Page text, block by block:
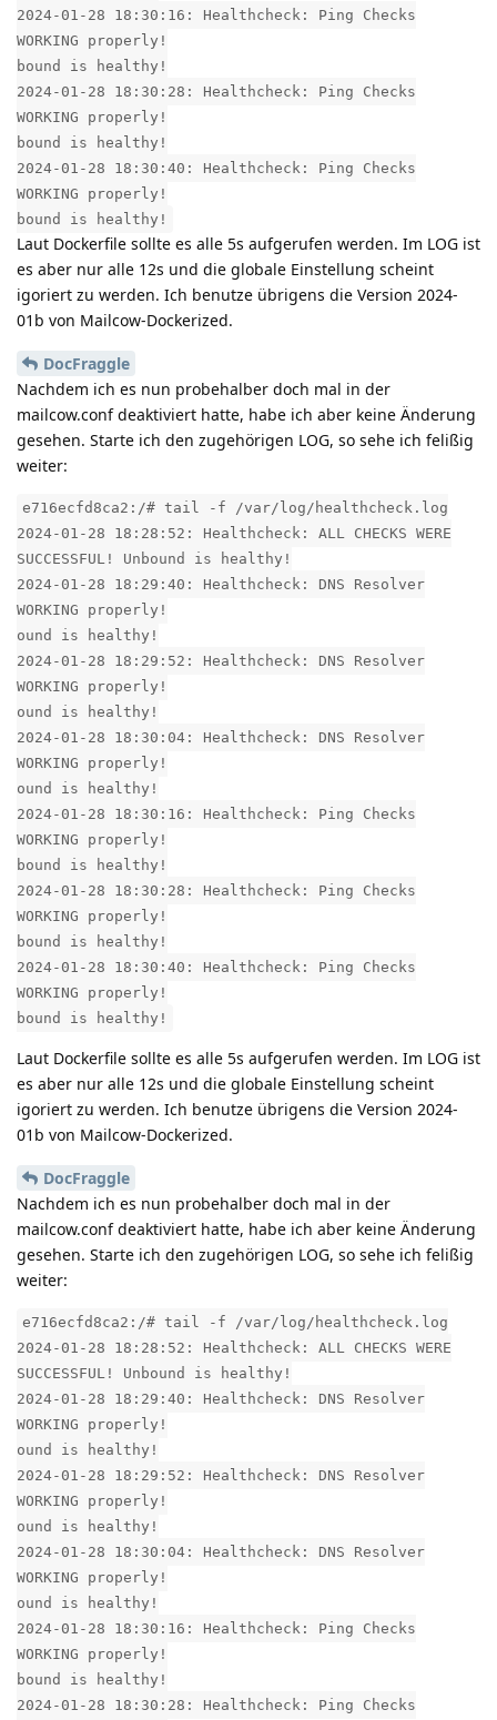
2024-01-28 18:30:16: Healthcheck: Ping Checks
WORKING properly!
bound is healthy!
2024-01-28 18:30:28: Healthcheck: Ping Checks
WORKING properly!
bound is healthy!
2024-01-28 18:30:40: Healthcheck: Ping Checks
WORKING properly!
bound is healthy!
Laut Dockerfile sollte es alle 5s aufgerufen werden. Im LOG ist
es aber nur alle 12s und die globale Einstellung scheint
igoriert zu werden. Ich benutze übrigens die Version 2024-
01b von Mailcow-Dockerized.
DocFraggle
Nachdem ich es nun probehalber doch mal in der
mailcow.conf deaktiviert hatte, habe ich aber keine Änderung
gesehen. Starte ich den zugehörigen LOG, so sehe ich felißig
weiter:
e716ecfd8ca2:/# tail -f /var/log/healthcheck.log
2024-01-28 18:28:52: Healthcheck: ALL CHECKS WERE
SUCCESSFUL! Unbound is healthy!
2024-01-28 18:29:40: Healthcheck: DNS Resolver
WORKING properly!
ound is healthy!
2024-01-28 18:29:52: Healthcheck: DNS Resolver
WORKING properly!
ound is healthy!
2024-01-28 18:30:04: Healthcheck: DNS Resolver
WORKING properly!
ound is healthy!
2024-01-28 18:30:16: Healthcheck: Ping Checks
WORKING properly!
bound is healthy!
2024-01-28 18:30:28: Healthcheck: Ping Checks
WORKING properly!
bound is healthy!
2024-01-28 18:30:40: Healthcheck: Ping Checks
WORKING properly!
bound is healthy!
Laut Dockerfile sollte es alle 5s aufgerufen werden. Im LOG ist
es aber nur alle 12s und die globale Einstellung scheint
igoriert zu werden. Ich benutze übrigens die Version 2024-
01b von Mailcow-Dockerized.
DocFraggle
Nachdem ich es nun probehalber doch mal in der
mailcow.conf deaktiviert hatte, habe ich aber keine Änderung
gesehen. Starte ich den zugehörigen LOG, so sehe ich felißig
weiter:
e716ecfd8ca2:/# tail -f /var/log/healthcheck.log
2024-01-28 18:28:52: Healthcheck: ALL CHECKS WERE
SUCCESSFUL! Unbound is healthy!
2024-01-28 18:29:40: Healthcheck: DNS Resolver
WORKING properly!
ound is healthy!
2024-01-28 18:29:52: Healthcheck: DNS Resolver
WORKING properly!
ound is healthy!
2024-01-28 18:30:04: Healthcheck: DNS Resolver
WORKING properly!
ound is healthy!
2024-01-28 18:30:16: Healthcheck: Ping Checks
WORKING properly!
bound is healthy!
2024-01-28 18:30:28: Healthcheck: Ping Checks